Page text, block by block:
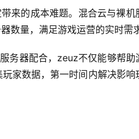
来的成本难题。混合云与裸机
数量，满足游戏运营的实时需求
务器配合，zeuz不仅能够帮助
家数据，第一时间内解决影响